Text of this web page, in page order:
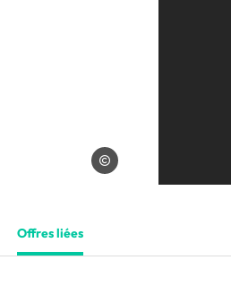
Les traineaux de Yume
Offres liées